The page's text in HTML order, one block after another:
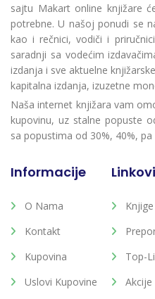
sajtu Makart online knjižare
potrebne. U našoj ponudi se
kao i rečnici, vodiči i
saradnji sa vodećim
izdanja i sve aktuelne
kapitalna izdanja, izuzetne
Naša internet knjižara vam
kupovinu, uz stalne popuste
sa popustima od 30%, 40%, pa
Informacije
O Nama
Kontakt
Kupovina
Uslovi Kupovine
Linkovi
Knjige
Top-
Akcije